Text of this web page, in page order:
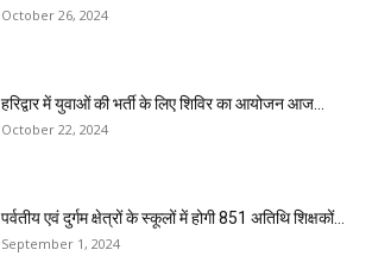
October 26, 2024
हरिद्वार में युवाओं की भर्ती के लिए शिविर का आयोजन आज...
October 22, 2024
पर्वतीय एवं दुर्गम क्षेत्रों के स्कूलों में होगी 851 अतिथि शिक्षकों...
September 1, 2024